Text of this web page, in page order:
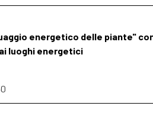
energetico delle piante"
luoghi energetici